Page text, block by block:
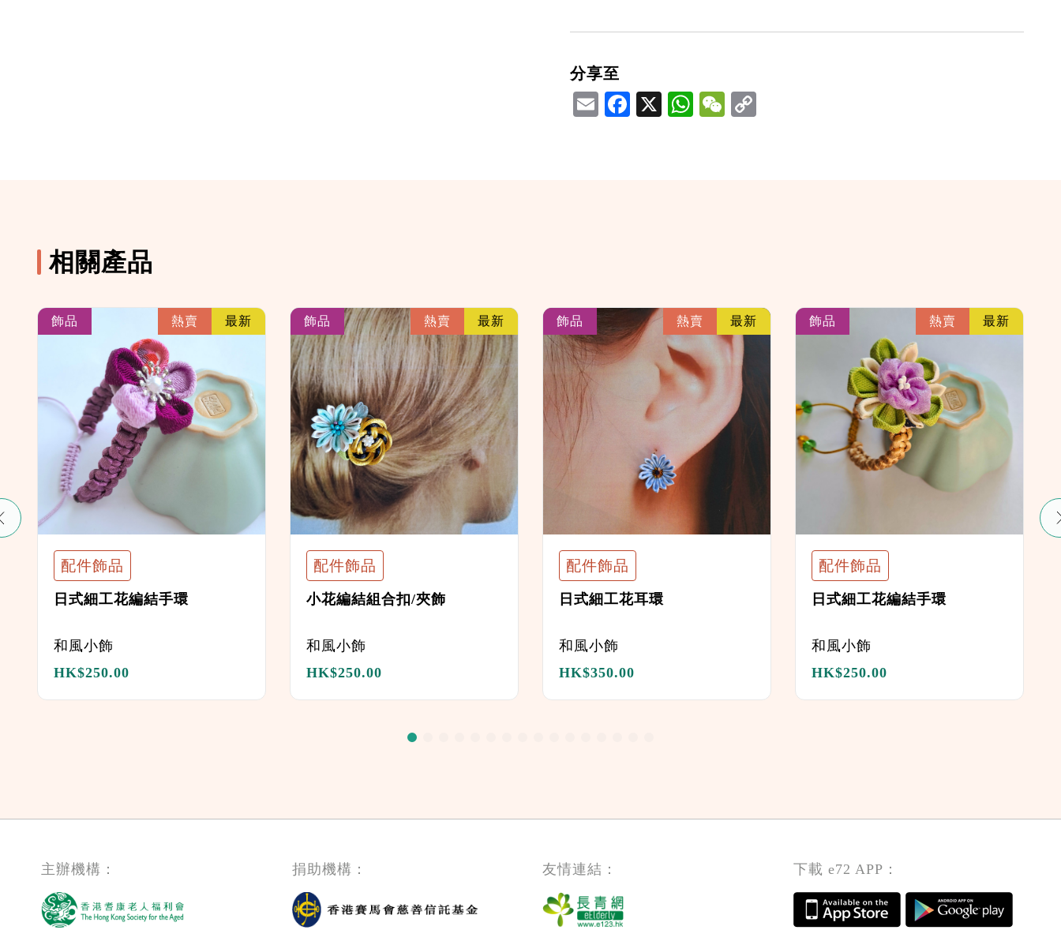
分享至
EmailFacebook
X WhatsApp
WeChat
相關產品
飾品 熱賣 最新
配件飾品
日式細工花編結手環
和風小飾
HK$250.00
飾品 熱賣 最新
配件飾品
小花編結組合扣/夾飾
和風小飾
HK$250.00
飾品 熱賣 最新
配件飾品
日式細工花耳環
和風小飾
HK$350.00
飾品 熱賣 最新
配件飾品
日式細工花編結手環
和風小飾
HK$250.00
link link link link
主辦機構： 捐助機構： 友情連結： 下載 e72 APP：